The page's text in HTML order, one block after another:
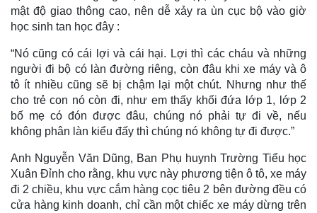
mật độ giao thông cao, nên dễ xảy ra ùn cục bộ vào giờ
học sinh tan học đây :
“Nó cũng có cái lợi và cái hại. Lợi thì các cháu và những
người đi bộ có làn đường riêng, còn đâu khi xe máy và ô
tô ít nhiều cũng sẽ bị chậm lại một chút. Nhưng như thế
cho trẻ con nó còn đi, như em thấy khối đứa lớp 1, lớp 2
bố mẹ có đón được đâu, chúng nó phải tự đi về, nếu
không phân làn kiểu đấy thì chúng nó không tự đi được.”
Anh Nguyễn Văn Dũng, Ban Phụ huynh Trường Tiểu học
Xuân Đỉnh cho rằng, khu vực này phương tiện ô tô, xe máy
đi 2 chiều, khu vực cắm hàng cọc tiêu 2 bên đường đều có
cửa hàng kinh doanh, chỉ cần một chiếc xe máy dừng trên